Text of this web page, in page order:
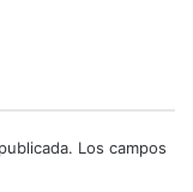
Los campos